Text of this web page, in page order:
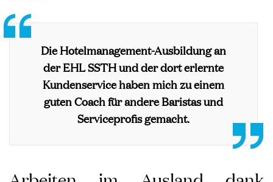
Die Hotelmanagement-Ausbildung an
der EHL SSTH und der dort erlernte
Kundenservice haben mich zu einem
guten Coach für andere Baristas und
Serviceprofis gemacht.